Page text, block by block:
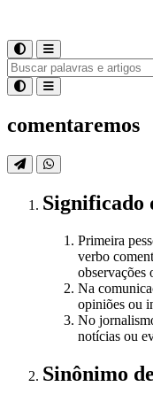
comentaremos
Significado
Primeira
verbo
observações
Na
opiniões ou
No
notícias ou
Sinônimo de